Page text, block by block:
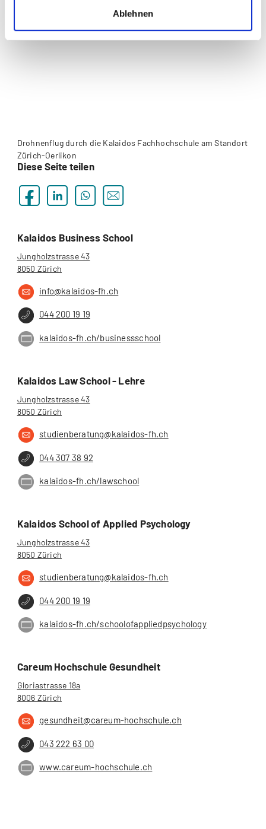
Ablehnen
Drohnenflug durch die Kalaidos Fachhochschule am Standort
Zürich-Oerlikon
Diese Seite teilen
Kalaidos Business School
Jungholzstrasse 43
8050 Zürich
info@kalaidos-fh.ch
044 200 19 19
kalaidos-fh.ch/businessschool
Kalaidos Law School - Lehre
Jungholzstrasse 43
8050 Zürich
studienberatung@kalaidos-fh.ch
044 307 38 92
kalaidos-fh.ch/lawschool
Kalaidos School of Applied Psychology
Jungholzstrasse 43
8050 Zürich
studienberatung@kalaidos-fh.ch
044 200 19 19
kalaidos-fh.ch/schoolofappliedpsychology
Careum Hochschule Gesundheit
Gloriastrasse 18a
8006 Zürich
gesundheit@careum-hochschule.ch
043 222 63 00
www.careum-hochschule.ch